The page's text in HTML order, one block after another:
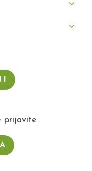
prijavite